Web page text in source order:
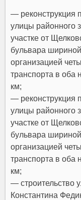
— реконструкция
улицы районного
участке от
бульвара
организацией
транспорта в оба
км;
— реконструкция
улицы районного
участке от
бульвара
организацией
транспорта в оба
км;
— строительство
Константина